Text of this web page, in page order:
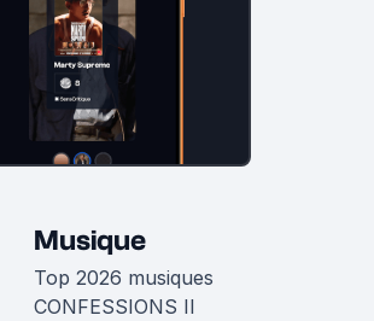
Musique
Top 2026 musiques
CONFESSIONS II